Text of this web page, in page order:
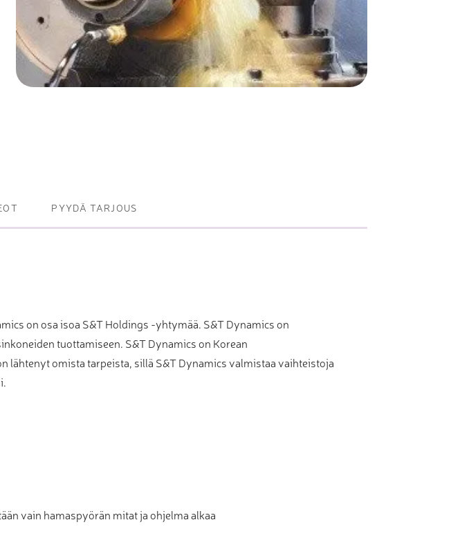
Metallisahat
Profiilikoneet ja -sahat
Työkalut ja tarvikkeet
PYYDÄ TARJOUS
on osa isoa S&T Holdings -yhtymää. S&T Dynamics on
tuottamiseen. S&T Dynamics on Korean
omista tarpeista, sillä S&T Dynamics valmistaa vaihteistoja
vain hamaspyörän mitat ja ohjelma alkaa